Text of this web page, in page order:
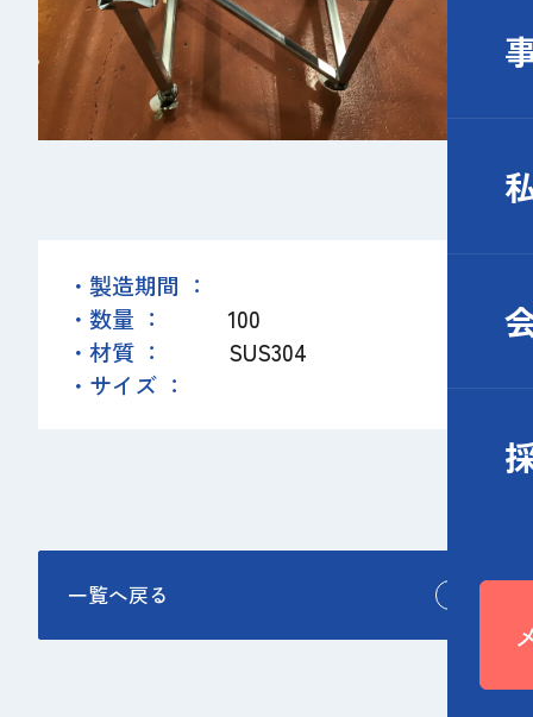
・製造期間 ：
・数量 ：
100
・材質 ：
SUS304
・サイズ ：
一覧へ戻る